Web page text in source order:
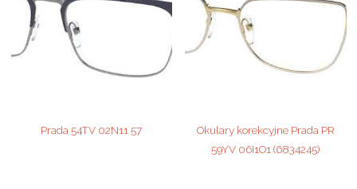
Prada 54TV 02N11 57
Okulary korekcyjne Prada PR
59YV 06I1O1 (6834245)